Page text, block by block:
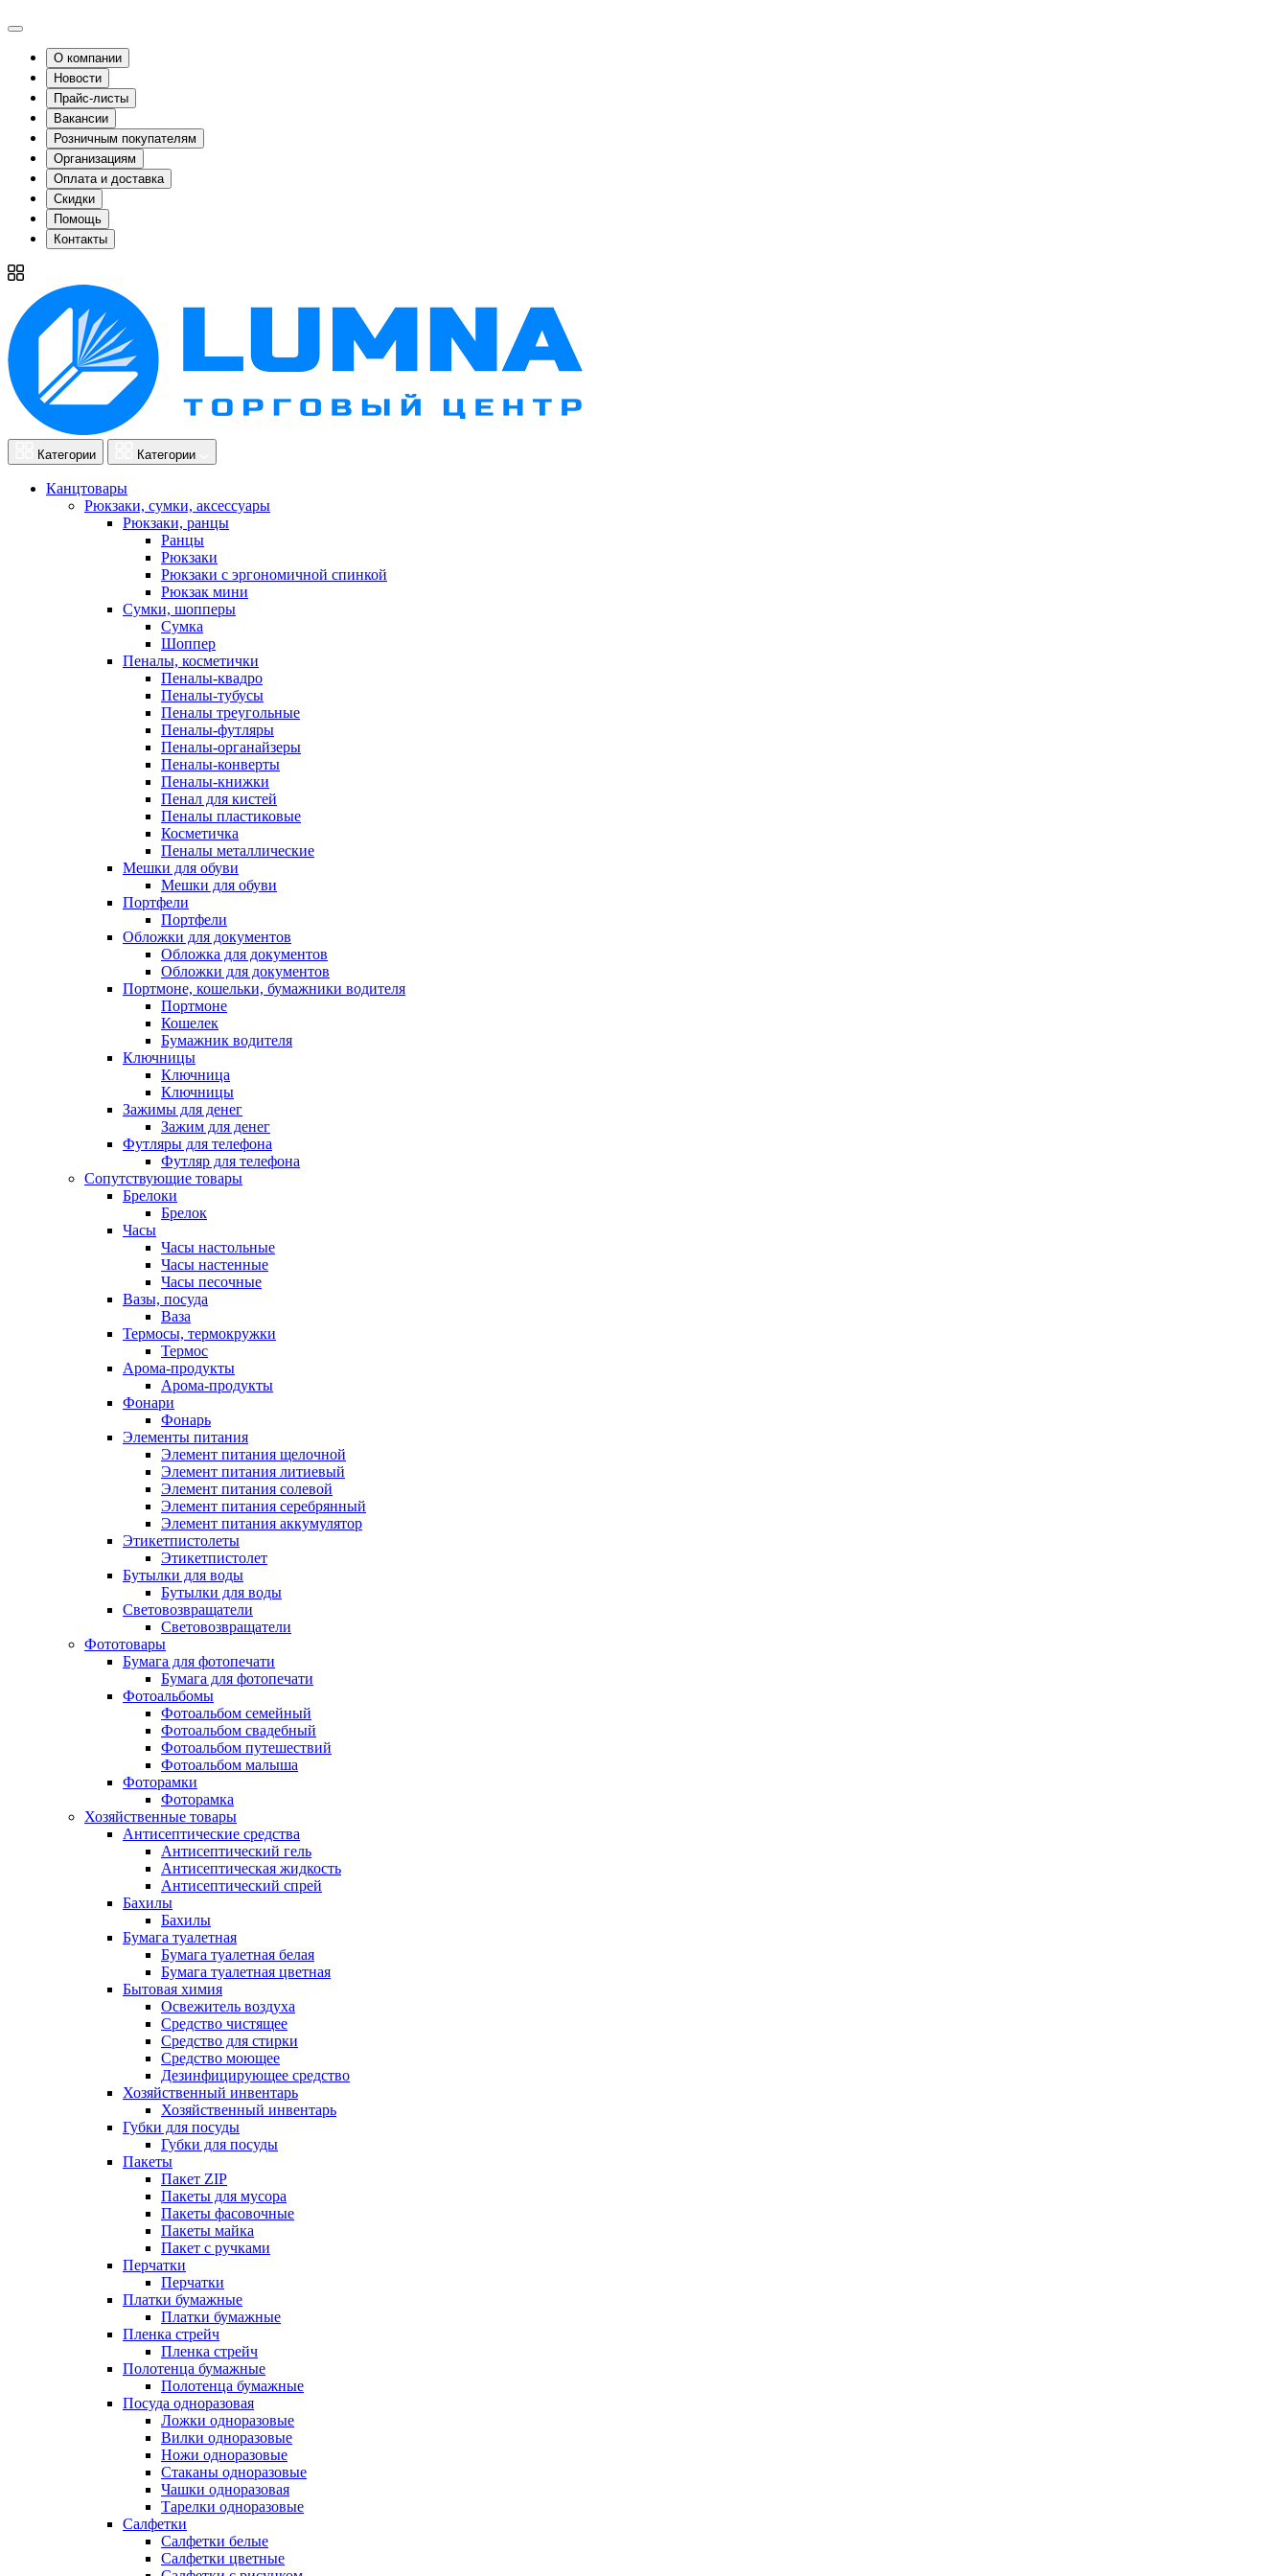
О компании
Новости
Прайс-листы
Вакансии
Розничным покупателям
Организациям
Оплата и доставка
Скидки
Помощь
Контакты
Категории Категории
Канцтовары
Рюкзаки, сумки, аксессуары
Рюкзаки, ранцы
Ранцы
Рюкзаки
Рюкзаки с эргономичной спинкой
Рюкзак мини
Сумки, шопперы
Сумка
Шоппер
Пеналы, косметички
Пеналы-квадро
Пеналы-тубусы
Пеналы треугольные
Пеналы-футляры
Пеналы-органайзеры
Пеналы-конверты
Пеналы-книжки
Пенал для кистей
Пеналы пластиковые
Косметичка
Пеналы металлические
Мешки для обуви
Мешки для обуви
Портфели
Портфели
Обложки для документов
Обложка для документов
Обложки для документов
Портмоне, кошельки, бумажники водителя
Портмоне
Кошелек
Бумажник водителя
Ключницы
Ключница
Ключницы
Зажимы для денег
Зажим для денег
Футляры для телефона
Футляр для телефона
Сопутствующие товары
Брелоки
Брелок
Часы
Часы настольные
Часы настенные
Часы песочные
Вазы, посуда
Ваза
Термосы, термокружки
Термос
Арома-продукты
Арома-продукты
Фонари
Фонарь
Элементы питания
Элемент питания щелочной
Элемент питания литиевый
Элемент питания солевой
Элемент питания серебрянный
Элемент питания аккумулятор
Этикетпистолеты
Этикетпистолет
Бутылки для воды
Бутылки для воды
Световозвращатели
Световозвращатели
Фототовары
Бумага для фотопечати
Бумага для фотопечати
Фотоальбомы
Фотоальбом семейный
Фотоальбом свадебный
Фотоальбом путешествий
Фотоальбом малыша
Фоторамки
Фоторамка
Хозяйственные товары
Антисептические средства
Антисептический гель
Антисептическая жидкость
Антисептический спрей
Бахилы
Бахилы
Бумага туалетная
Бумага туалетная белая
Бумага туалетная цветная
Бытовая химия
Освежитель воздуха
Средство чистящее
Средство для стирки
Средство моющее
Дезинфицирующее средство
Хозяйственный инвентарь
Хозяйственный инвентарь
Губки для посуды
Губки для посуды
Пакеты
Пакет ZIP
Пакеты для мусора
Пакеты фасовочные
Пакеты майка
Пакет с ручками
Перчатки
Перчатки
Платки бумажные
Платки бумажные
Пленка стрейч
Пленка стрейч
Полотенца бумажные
Полотенца бумажные
Посуда одноразовая
Ложки одноразовые
Вилки одноразовые
Ножи одноразовые
Стаканы одноразовые
Чашки одноразовая
Тарелки одноразовые
Салфетки
Салфетки белые
Салфетки цветные